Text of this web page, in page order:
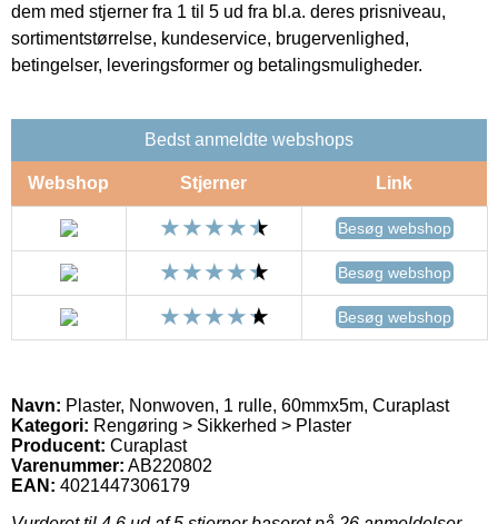
dem med stjerner fra 1 til 5 ud fra bl.a. deres prisniveau,
sortimentstørrelse, kundeservice, brugervenlighed,
betingelser, leveringsformer og betalingsmuligheder.
Bedst anmeldte webshops
Webshop Stjerner Link
Besøg webshop
Besøg webshop
Besøg webshop
Navn: Plaster, Nonwoven, 1 rulle, 60mmx5m, Curaplast
Kategori: Rengøring > Sikkerhed > Plaster
Producent: Curaplast
Varenummer: AB220802
EAN: 4021447306179